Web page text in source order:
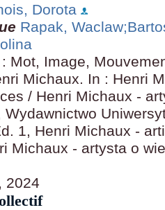
Dorota
Rapak, Waclaw
Mot, Image,
Michaux. In : Henri
/ Henri Michaux -
1, Henri Michaux -
Michaux - artysta o
2024